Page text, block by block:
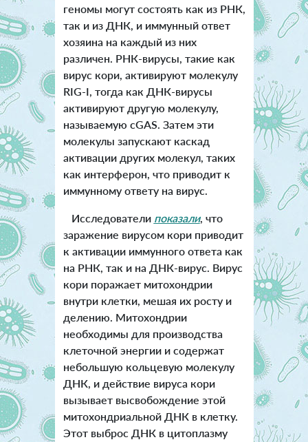
геномы могут состоять как из РНК,
так и из ДНК, и иммунный ответ
хозяина на каждый из них
различен. РНК-вирусы, такие как
вирус кори, активируют молекулу
RIG-I, тогда как ДНК-вирусы
активируют другую молекулу,
называемую cGAS. Затем эти
молекулы запускают каскад
активации других молекул, таких
как интерферон, что приводит к
иммунному ответу на вирус.
Исследователи показали, что
заражение вирусом кори приводит
к активации иммунного ответа как
на РНК, так и на ДНК-вирус. Вирус
кори поражает митохондрии
внутри клетки, мешая их росту и
делению. Митохондрии
необходимы для производства
клеточной энергии и содержат
небольшую кольцевую молекулу
ДНК, и действие вируса кори
вызывает высвобождение этой
митохондриальной ДНК в клетку.
Этот выброс ДНК в цитоплазму